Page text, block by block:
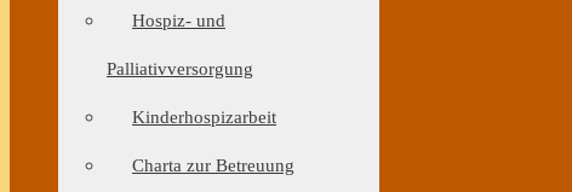
Hospiz- und
Palliativversorgung
Kinderhospizarbeit
Charta zur Betreuung